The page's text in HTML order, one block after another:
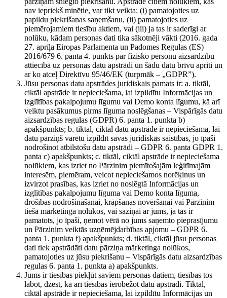
nav iepriekš minētie, var tikt veikta: (i) pamatojoties uz
papildu piekrišanas saņemšanu, (ii) pamatojoties uz
piemērojamiem tiesību aktiem, vai (iii) ja tas ir saderīgi ar
nolūku, kādam personas dati tika sākotnēji vākti (2016. gada
27. aprīļa Eiropas Parlamenta un Padomes Regulas (ES)
2016/679 6. panta 4. punkts par fizisko personu aizsardzību
attiecībā uz personas datu apstrādi un šādu datu brīvu apriti un
ar ko atceļ Direktīvu 95/46/EK (turpmāk – „GDPR”).
Jūsu personas datu apstrādes juridiskais pamats ir: a. tiktāl,
ciktāl apstrāde ir nepieciešama, lai izpildītu Informācijas un
izglītības pakalpojumu līgumu vai Demo konta līgumu, kā arī
veiktu pasākumus pirms līguma noslēgšanas – Vispārīgās datu
aizsardzības regulas (GDPR) 6. panta 1. punkta b)
apakšpunkts; b. tiktāl, ciktāl datu apstrāde ir nepieciešama, lai
datu pārziņš varētu izpildīt savas juridiskās saistības, jo īpaši
nodrošinot atbilstošu datu apstrādi – GDPR 6. panta GDPR 1.
panta c) apakšpunkts; c. tiktāl, ciktāl apstrāde ir nepieciešama
nolūkiem, kas izriet no Pārzinim piemītošajām leģitīmajām
interesēm, piemēram, veicot nepieciešamos norēķinus un
izvirzot prasības, kas izriet no noslēgtā Informācijas un
izglītības pakalpojumu līguma vai Demo konta līguma,
drošības nodrošināšanai, krāpšanas novēršanai vai Pārzinim
tiešā mārketinga nolūkos, vai saziņai ar jums, ja tas ir
pamatots, jo īpaši, ņemot vērā no jums saņemto pieprasījumu
un Pārzinim veiktās uzņēmējdarbības apjomu – GDPR 6.
panta 1. punkta f) apakšpunkts; d. tiktāl, ciktāl jūsu personas
dati tiek apstrādāti datu pārziņa mārketinga nolūkos,
pamatojoties uz jūsu piekrišanu – Vispārīgās datu aizsardzības
regulas 6. panta 1. punkta a) apakšpunkts.
Jums ir tiesības piekļūt saviem personas datiem, tiesības tos
labot, dzēst, kā arī tiesības ierobežot datu apstrādi. Tiktāl,
ciktāl apstrāde ir nepieciešama, lai izpildītu Informācijas un